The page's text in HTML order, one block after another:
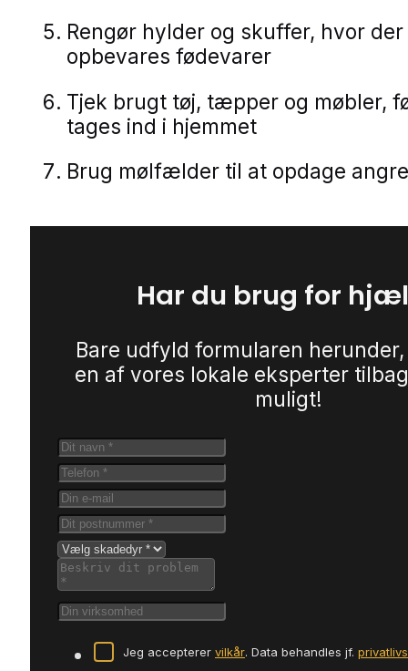
Rengør hylder og skuffer, hvor der
opbevares fødevarer
Tjek brugt tøj, tæpper og møbler,
tages ind i hjemmet
Brug mølfælder til at opdage
Har du brug for
Bare udfyld formularen
en af vores lokale eksperter
muligt!
Jeg accepterer vilkår. Data behandles jf.